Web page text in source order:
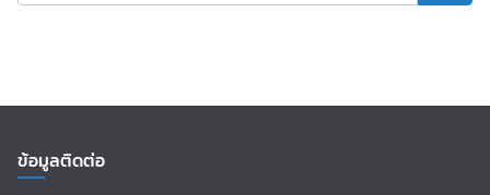
ข้อมูลติดต่อ